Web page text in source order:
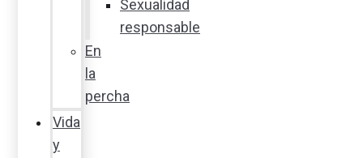
Sexualidad
responsable
En
la
percha
Vida
y